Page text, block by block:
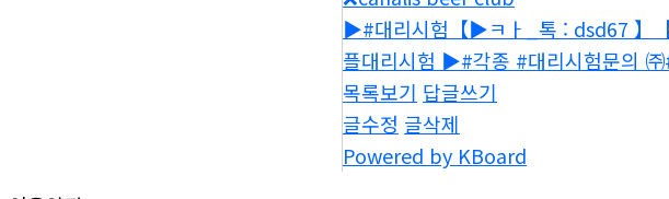
▶#대리시험【▶ㅋㅏ_톡 : dsd67 】
플대리시험 ▶#각종 #대리시험문의
목록보기 답글쓰기
글수정 글삭제
Powered by KBoard